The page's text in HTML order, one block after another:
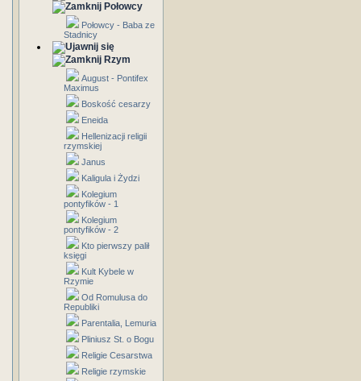
Połowcy
Połowcy - Baba ze
Stadnicy
Rzym
August - Pontifex
Maximus
Boskość cesarzy
Eneida
Hellenizacji religii
rzymskiej
Janus
Kaligula i Żydzi
Kolegium
pontyfików - 1
Kolegium
pontyfików - 2
Kto pierwszy palił
księgi
Kult Kybele w
Rzymie
Od Romulusa do
Republiki
Parentalia, Lemuria
Pliniusz St. o Bogu
Religie Cesarstwa
Religie rzymskie